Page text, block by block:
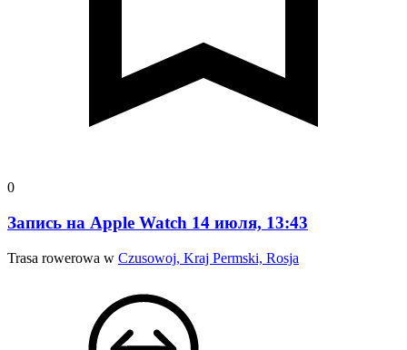
0
Запись на Apple Watch 14 июля, 13:43
Trasa rowerowa w Czusowoj, Kraj Permski, Rosja